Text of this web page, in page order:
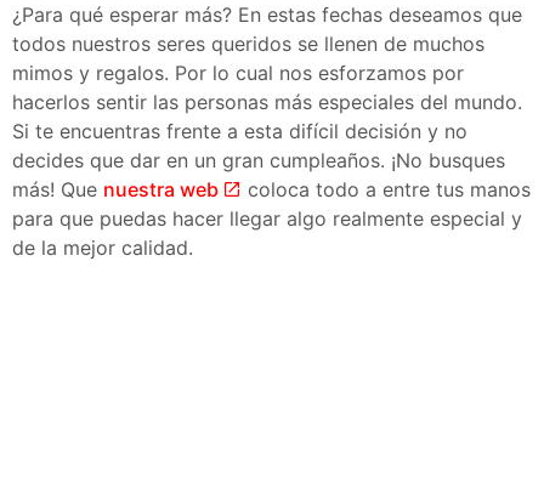
¿Para qué esperar más? En estas fechas deseamos que
todos nuestros seres queridos se llenen de muchos
mimos y regalos. Por lo cual nos esforzamos por
hacerlos sentir las personas más especiales del mundo.
Si te encuentras frente a esta difícil decisión y no
decides que dar en un gran cumpleaños. ¡No busques
más! Que nuestra web
coloca todo a entre tus manos
para que puedas hacer llegar algo realmente especial y
de la mejor calidad.